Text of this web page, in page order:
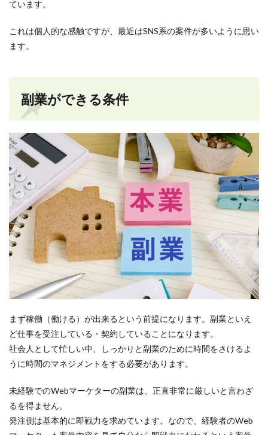
ています。
これは個人的な感触ですが、最近はSNS系の案件が多いように思い
ます。
副業ができる条件
まず稼働（働ける）が出来るという前提になります。副業といえ
ど仕事を受注している・契約していることになります。
社会人として忙しい中、しっかりと副業のために時間をさけるよ
うに時間のマネジメントをする必要があります。
未経験でのWebマーケターの副業は、正直非常に厳しいと言わざ
るを得ません。
発注側は基本的に即戦力を求めています。なので、経験者のWeb